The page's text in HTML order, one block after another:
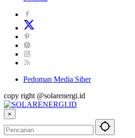
Pedoman Media Siber
copy right @solarenergi.id
×